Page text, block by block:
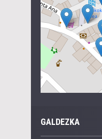
GALDEZKA